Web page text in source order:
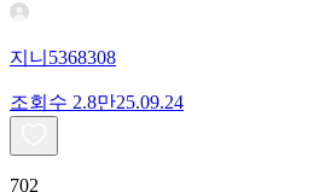
지니5368308
조회수 2.8만25.09.24
702